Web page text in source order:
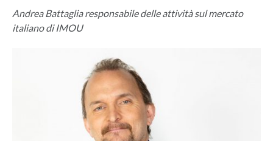
Andrea Battaglia responsabile delle attività sul mercato
italiano di IMOU